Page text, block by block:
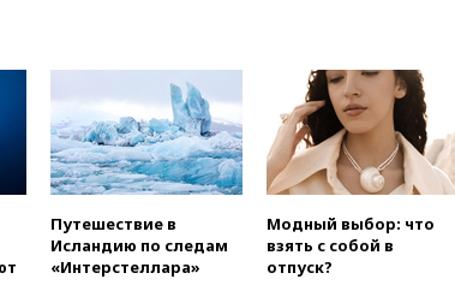
The Atlantic: Маск
отказал Украине в
использовании Starlink для
атак вглубь РФ
вчера, 21:35После пожара на
складе в Брянске возбудили
уголовное дело
вчера, 21:26Лидеры сборной
Путешествие в
Исландию по следам
«Интерстеллара»
Модный выбор: что
взять с собой в
отпуск?